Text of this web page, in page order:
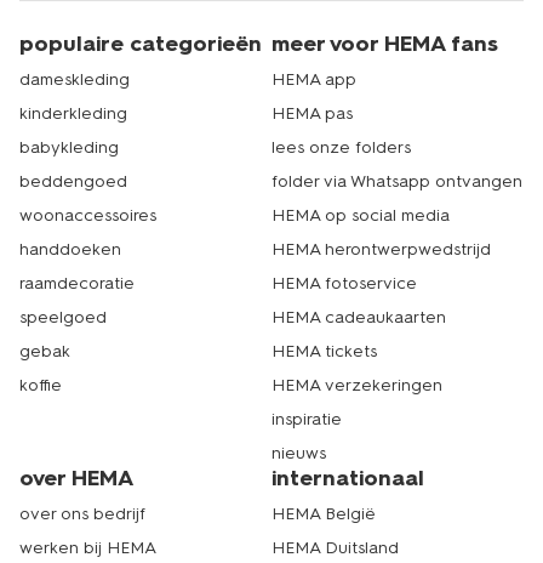
slips voor dames. Laat je bestelling eenvoudig
thuisbezorgen of kies ervoor om deze af te halen in één
van onze winkels. Eerst de stofjes even in het echt zien
en voelen? HEMA heeft meer dan 500 winkels in
Nederland. Er zit dus altijd een HEMA winkel bij jou in de
buurt. Echt HEMA.
populaire categorieën
dameskleding
kinderkleding
babykleding
beddengoed
woonaccessoires
handdoeken
raamdecoratie
speelgoed
gebak
koffie
meer voor HEMA fans
HEMA app
HEMA pas
lees onze folders
folder via Whatsapp ontvangen
HEMA op social media
HEMA herontwerpwedstrijd
HEMA fotoservice
HEMA cadeaukaarten
HEMA tickets
HEMA verzekeringen
inspiratie
nieuws
over HEMA
over ons bedrijf
werken bij HEMA
internationaal
HEMA België
HEMA Duitsland